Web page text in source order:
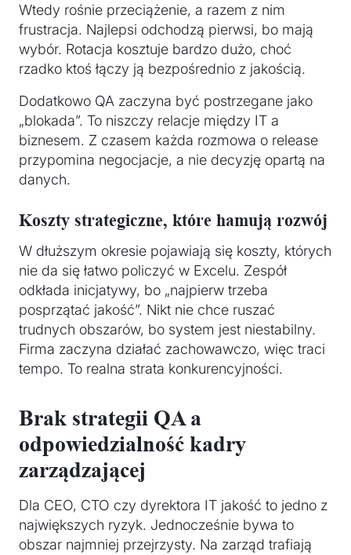
Wtedy rośnie przeciążenie, a razem z nim
frustracja. Najlepsi odchodzą pierwsi, bo mają
wybór. Rotacja kosztuje bardzo dużo, choć
rzadko ktoś łączy ją bezpośrednio z jakością.
Dodatkowo QA zaczyna być postrzegane jako
„blokada”. To niszczy relacje między IT a
biznesem. Z czasem każda rozmowa o release
przypomina negocjacje, a nie decyzję opartą na
danych.
Koszty strategiczne, które hamują rozwój
W dłuższym okresie pojawiają się koszty, których
nie da się łatwo policzyć w Excelu. Zespół
odkłada inicjatywy, bo „najpierw trzeba
posprzątać jakość”. Nikt nie chce ruszać
trudnych obszarów, bo system jest niestabilny.
Firma zaczyna działać zachowawczo, więc traci
tempo. To realna strata konkurencyjności.
Brak strategii QA a
odpowiedzialność kadry
zarządzającej
Dla CEO, CTO czy dyrektora IT jakość to jedno z
największych ryzyk. Jednocześnie bywa to
obszar najmniej przejrzysty. Na zarząd trafiają